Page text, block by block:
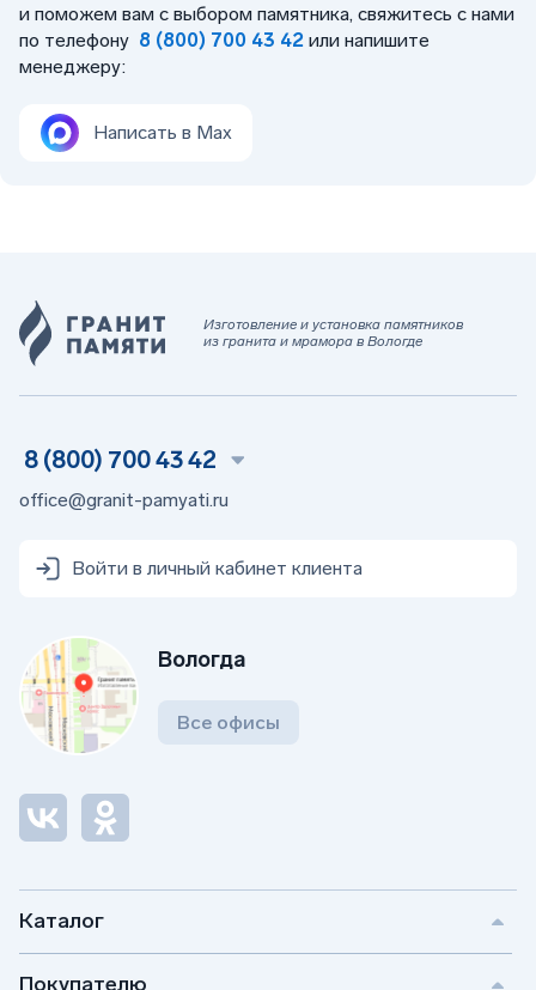
и поможем вам с выбором памятника, свяжитесь с нами
по телефону 8 (800) 700 43 42 или напишите
менеджеру:
Написать в Max
Изготовление и установка памятников
из гранита и мрамора в Вологде
Каталог
Покупателю
8 (800) 700 43 42
office@granit-pamyati.ru
Войти в личный кабинет клиента
Вологда
Все офисы